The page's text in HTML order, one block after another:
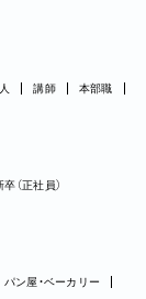
講師
本部職
卒（正社員）
パン屋・ベーカリー